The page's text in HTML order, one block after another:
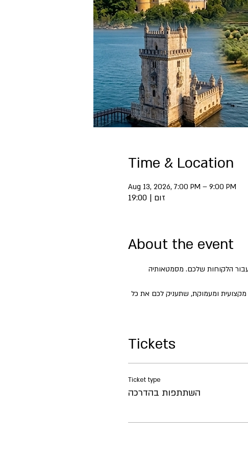
Time & Location
Aug 13, 2026, 7:00 PM – 9:00 PM
זום | 19:00
About the event
עבור הלקוחות שלכם. מסמטאותיה
ומעמוקת, שתעניק לכם את כל
Tickets
Ticket type
השתתפות בהדרכה